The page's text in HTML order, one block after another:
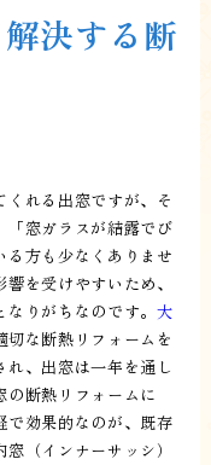
決する断
くれる出窓ですが、そ
「窓ガラスが結露でび
る方も少なくありませ
を受けやすいため、
なりがちなのです。大
切な断熱リフォームを
、出窓は一年を通し
の断熱リフォームに
で効果的なのが、既存
（インナーサッシ）